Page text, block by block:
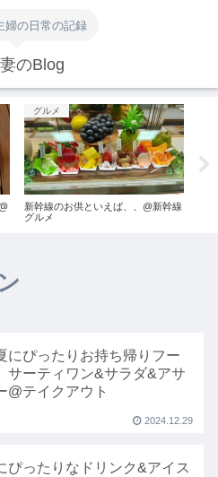
婦の日常の記録
のBlog
グルメ
新幹線のお供といえば、、@新幹線
グルメ
にぴったりお持ち帰りフー
サーティワン&サラダ&アサ
@テイクアウト
2024.12.29
ぴったりなドリンク&アイス